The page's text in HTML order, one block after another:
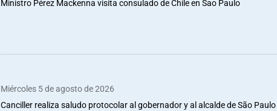
Ministro Pérez Mackenna visita consulado de Chile en Sao Paulo
Miércoles 5 de agosto de 2026
Canciller realiza saludo protocolar al gobernador y al alcalde de São